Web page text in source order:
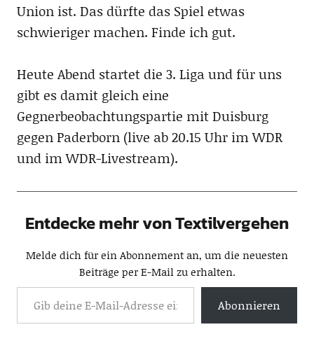
Union ist. Das dürfte das Spiel etwas
schwieriger machen. Finde ich gut.
Heute Abend startet die 3. Liga und für uns
gibt es damit gleich eine
Gegnerbeobachtungspartie mit Duisburg
gegen Paderborn (live ab 20.15 Uhr im WDR
und im WDR-Livestream).
Entdecke mehr von Textilvergehen
Melde dich für ein Abonnement an, um die neuesten
Beiträge per E-Mail zu erhalten.
Abonnieren